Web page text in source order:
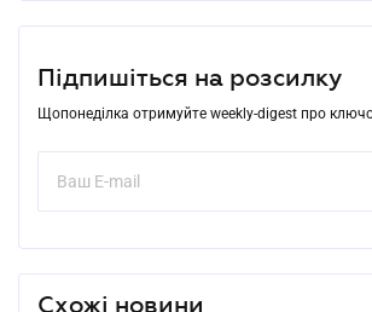
Підпишіться на розсилку
Щопонеділка отримуйте weekly-digest про
Схожі новини